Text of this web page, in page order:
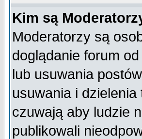
Kim są
Moderatorzy są
doglądanie forum
lub usuwania
usuwania i
czuwają aby ludzie
publikowali